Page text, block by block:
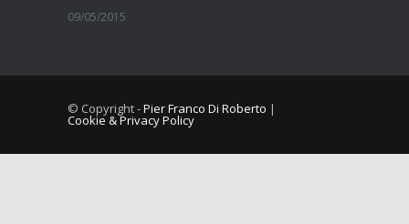
09/05/2015
Comorbilità tra dolore muscolo scheletrico cronico e
10/09/2014
© Copyright -Pier Franco Di Roberto |
Cookie & Privacy Policy